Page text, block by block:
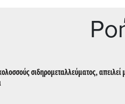
σιδηρομεταλλεύματος, απειλεί